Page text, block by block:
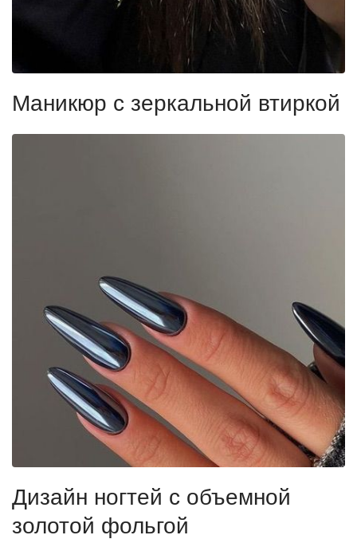
Маникюр с зеркальной втиркой
Дизайн ногтей с объемной
золотой фольгой